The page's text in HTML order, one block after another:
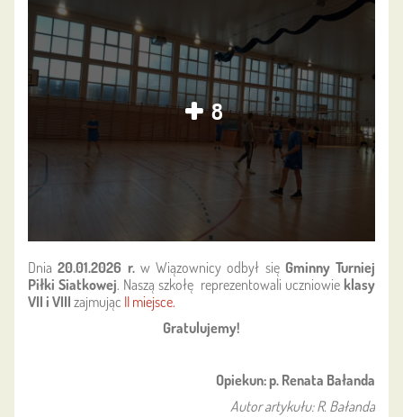
8
Dnia20.01.2026 r.w Wiązownicy odbył się Gminny Turniej
Piłki Siatkowej. Naszą szkołę reprezentowali uczniowie klasy
VII i VIII zajmując II miejsce.
Gratulujemy!
Opiekun: p. Renata Bałanda
Autor artykułu: R. Bałanda